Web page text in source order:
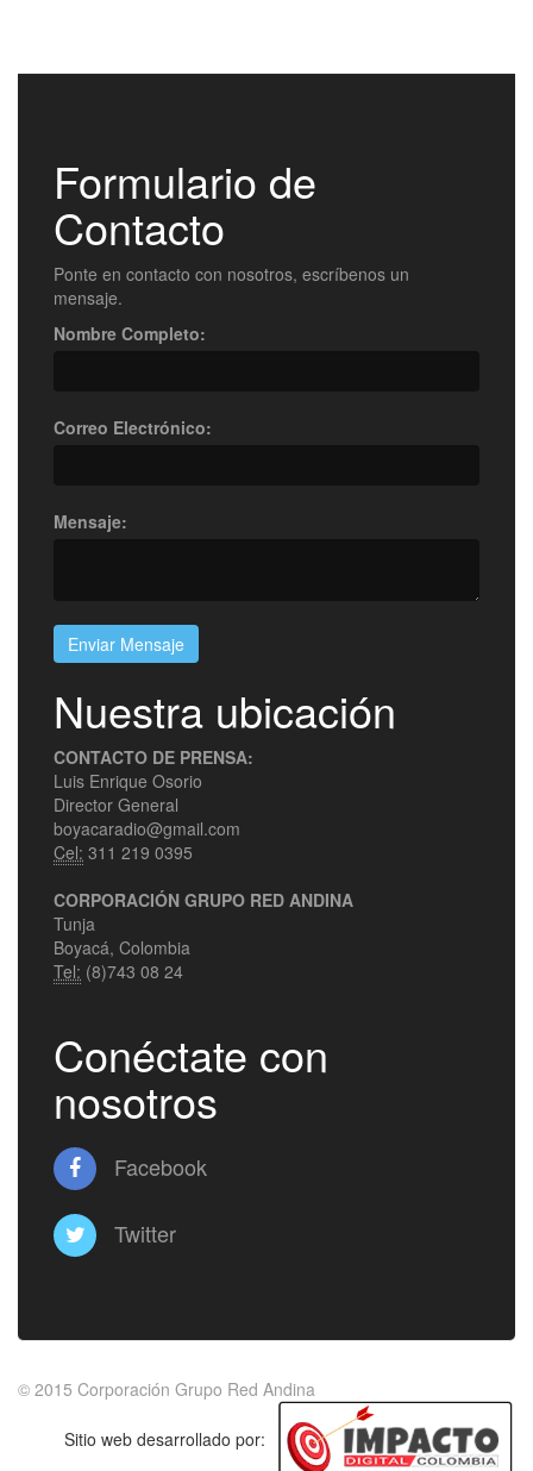
Formulario de
Contacto
Ponte en contacto con nosotros, escríbenos un
mensaje.
Nombre Completo:
Correo Electrónico:
Mensaje:
Enviar Mensaje
Nuestra ubicación
CONTACTO DE PRENSA:
Luis Enrique Osorio
Director General
boyacaradio@gmail.com
Cel: 311 219 0395
CORPORACIÓN GRUPO RED ANDINA
Tunja
Boyacá, Colombia
Tel: (8)743 08 24
Conéctate con
nosotros
Facebook
Twitter
© 2015 Corporación Grupo Red Andina
Sitio web desarrollado por: